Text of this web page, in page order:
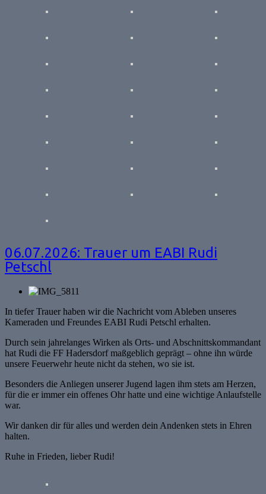
06.07.2026: Trauer um EABI Rudi
Petschl
In tiefer Trauer haben wir die Nachricht vom Ableben unseres
Kameraden und Freundes EABI Rudi Petschl erhalten.
Durch sein jahrelanges Wirken als Orts- und Abschnittskommandant
hat Rudi die FF Hadersdorf maßgeblich geprägt – ohne ihn würde
unsere Feuerwehr heute nicht da stehen, wo sie ist.
Besonders die Anliegen unserer Jugend lagen ihm stets am Herzen,
für die er immer ein offenes Ohr hatte und eine wichtige Anlaufstelle
war.
Wir danken dir für alles und werden dein Andenken stets in Ehren
halten.
Ruhe in Frieden, lieber Rudi!